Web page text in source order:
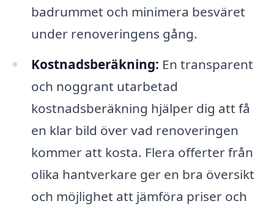
badrummet och minimera besväret
under renoveringens gång.
Kostnadsberäkning: En transparent
och noggrant utarbetad
kostnadsberäkning hjälper dig att få
en klar bild över vad renoveringen
kommer att kosta. Flera offerter från
olika hantverkare ger en bra översikt
och möjlighet att jämföra priser och